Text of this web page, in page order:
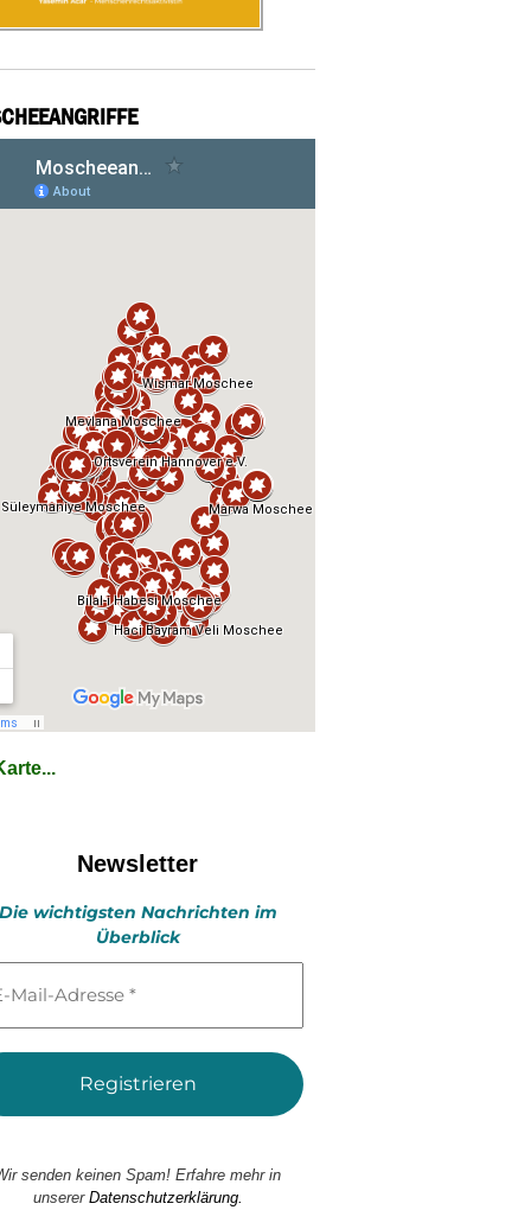
Newsletter
wichtigsten Nachrichten im
Überblick
senden keinen Spam! Erfahre mehr in
unserer Datenschutzerklärung.